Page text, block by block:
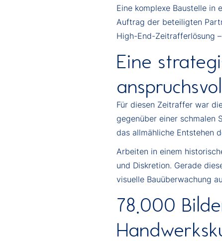
Eine komplexe Baustelle in
Auftrag der beteiligten
High-End-Zeitrafferlösung
Eine
Für diesen Zeitraffer war
gegenüber einer schmalen
das allmähliche Entstehen
Arbeiten in einem
und Diskretion. Gerade
visuelle Bauüberwachung
78.000